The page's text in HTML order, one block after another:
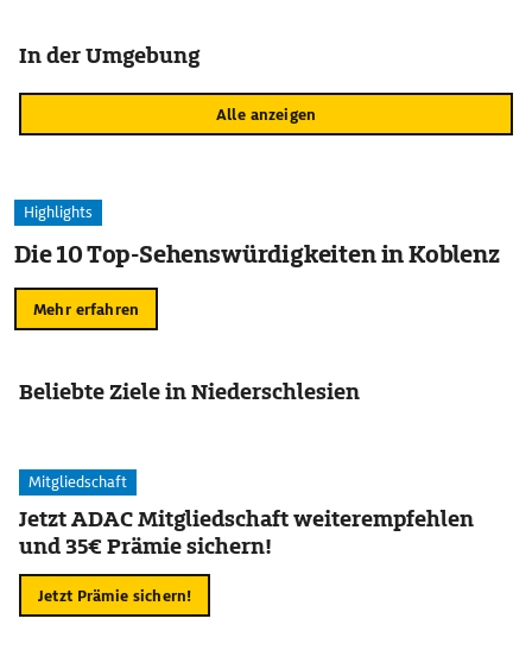
In der Umgebung
Alle anzeigen
Highlights
Die 10 Top-Sehenswürdigkeiten in Koblenz
Mehr erfahren
Beliebte Ziele in Niederschlesien
Mitgliedschaft
Jetzt ADAC Mitgliedschaft weiterempfehlen
und 35€ Prämie sichern!
Jetzt Prämie sichern!